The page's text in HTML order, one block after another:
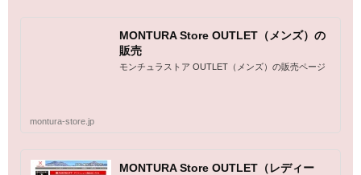
MONTURA Store OUTLET（メンズ）の
販売
モンチュラストア OUTLET（メンズ）の販売ページ
montura-store.jp
MONTURA Store OUTLET（レディー